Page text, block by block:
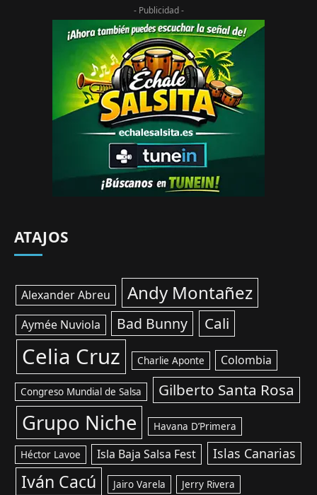
- Publicidad -
ATAJOS
Alexander Abreu Andy Montañez
Aymée Nuviola Bad Bunny Cali
Celia Cruz Charlie Aponte Colombia
Congreso Mundial de Salsa Gilberto Santa Rosa
Grupo Niche Havana D’Primera
Héctor Lavoe Isla Baja Salsa Fest Islas Canarias
Iván Cacú Jairo Varela Jerry Rivera